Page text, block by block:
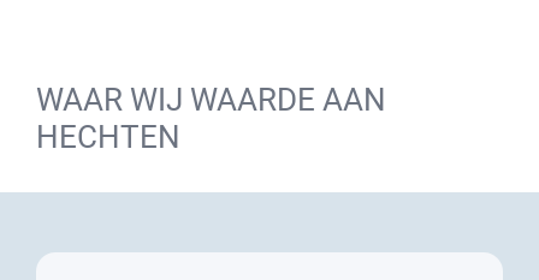
WAAR WIJ WAARDE AAN
HECHTEN